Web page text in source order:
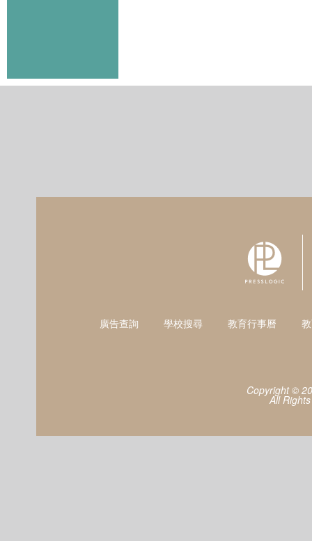
廣告查詢 學校搜尋 教育行事曆
Copyright ©
All